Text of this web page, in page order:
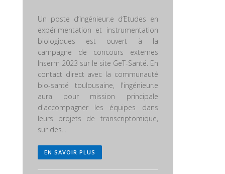
Un poste d’Ingénieur.e d’Etudes en
expérimentation et instrumentation
biologiques est ouvert à la
campagne de concours externes
Inserm 2023 sur le site GeT-Santé. En
contact direct avec la communauté
bio-santé toulousaine, l'ingénieur.e
aura pour mission principale
d'accompagner les équipes dans
leurs projets de transcriptomique,
sur des...
EN SAVOIR PLUS